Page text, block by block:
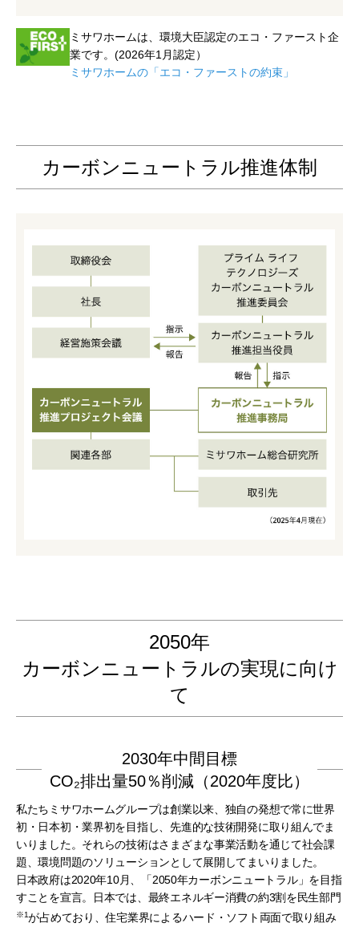
ミサワホームは、環境大臣認定のエコ・ファースト企
業です。(2026年1月認定）
ミサワホームの「エコ・ファーストの約束」
カーボンニュートラル推進体制
2050年
カーボンニュートラルの実現に向け
て
2030年中間目標
CO₂排出量50％削減（2020年度比）
私たちミサワホームグループは創業以来、独自の発想で常に世界
初・日本初・業界初を目指し、先進的な技術開発に取り組んでま
いりました。それらの技術はさまざまな事業活動を通じて社会課
題、環境問題のソリューションとして展開してまいりました。
日本政府は2020年10月、「2050年カーボンニュートラル」を目指
すことを宣言。日本では、最終エネルギー消費の約3割を民生部門
※1が占めており、住宅業界によるハード・ソフト両面で取り組み